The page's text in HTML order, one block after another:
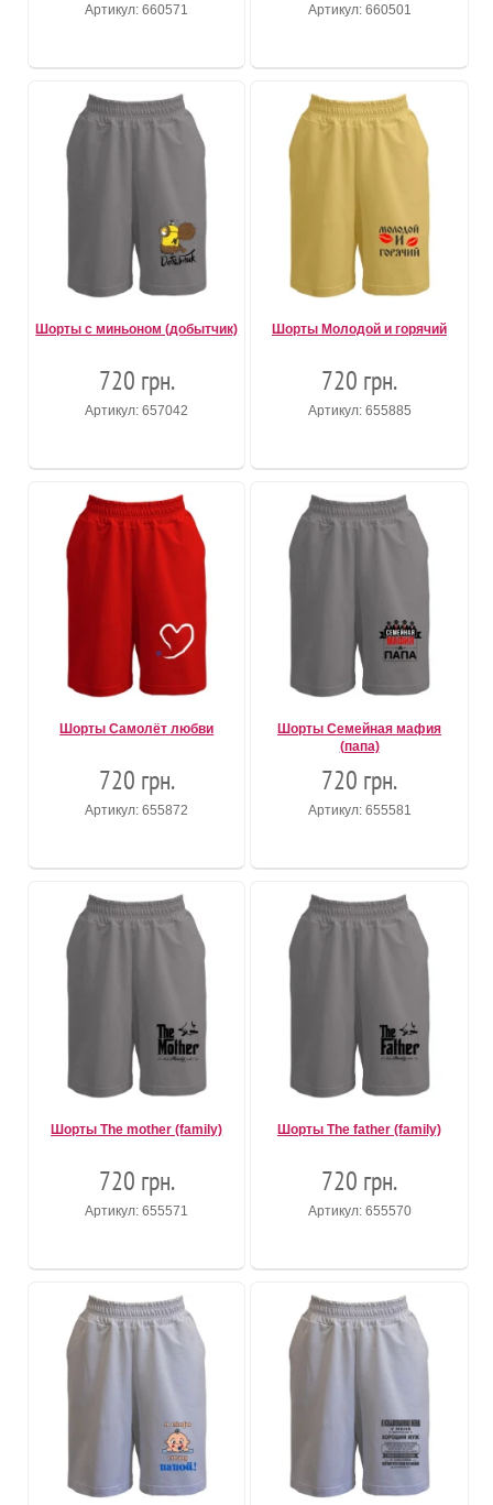
Артикул: 660571 Артикул: 660501
Шорты с миньоном (добытчик)
720 грн.
Артикул: 657042
Шорты Молодой и горячий
720 грн.
Артикул: 655885
Шорты Самолёт любви
720 грн.
Артикул: 655872
Шорты Семейная мафия
(папа)
720 грн.
Артикул: 655581
Шорты The mother (family)
720 грн.
Артикул: 655571
Шорты The father (family)
720 грн.
Артикул: 655570